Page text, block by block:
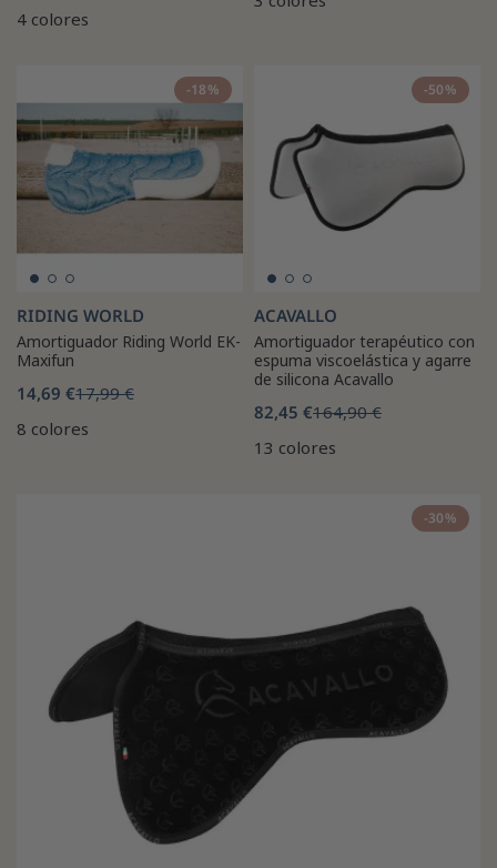
4 colores
-18%
RIDING WORLD
Amortiguador Riding World EK-
Maxifun
14,69 €17,99 €
8 colores
-50%
ACAVALLO
Amortiguador terapéutico con
espuma viscoelástica y agarre
de silicona Acavallo
82,45 €164,90 €
13 colores
-30%